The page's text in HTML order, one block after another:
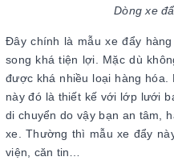
Dòng xe
Đây chính là mẫu xe đẩy
song khá tiện lợi. Mặc dù
được khá nhiều loại hàng hóa.
này đó là thiết kế với lớp lưới
di chuyển do vậy bạn an tâm,
xe. Thường thì mẫu xe đẩy
viện, căn tin…